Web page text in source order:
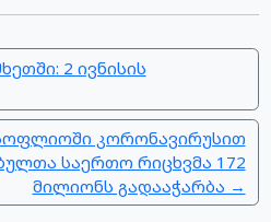
2 ივნისის
კორონავირუსით
საერთო რიცხვმა 172
მილიონს გადააჭარბა →